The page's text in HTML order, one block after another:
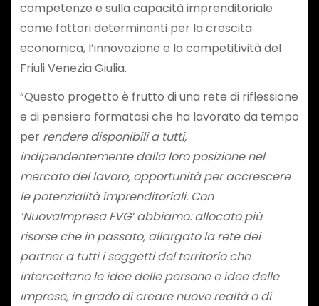
competenze e sulla capacità imprenditoriale
come fattori determinanti per la crescita
economica, l’innovazione e la competitività del
Friuli Venezia Giulia.
“Questo progetto è frutto di una rete di riflessione
e di pensiero formatasi che ha lavorato da tempo
per rendere disponibili a tutti,
indipendentemente dalla loro posizione nel
mercato del lavoro, opportunità per accrescere
le potenzialità imprenditoriali. Con
‘NuovaImpresa FVG’ abbiamo: allocato più
risorse che in passato, allargato la rete dei
partner a tutti i soggetti del territorio che
intercettano le idee delle persone e idee delle
imprese, in grado di creare nuove realtà o di